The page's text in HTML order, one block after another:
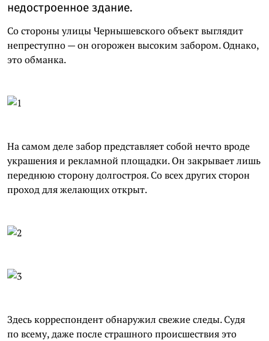
недостроенное здание.
Со стороны улицы Чернышевского объект выглядит
непреступно — он огорожен высоким забором. Однако,
это обманка.
На самом деле забор представляет собой нечто вроде
украшения и рекламной площадки. Он закрывает лишь
переднюю сторону долгостроя. Со всех других сторон
проход для желающих открыт.
Здесь корреспондент обнаружил свежие следы. Судя
по всему, даже после страшного происшествия это